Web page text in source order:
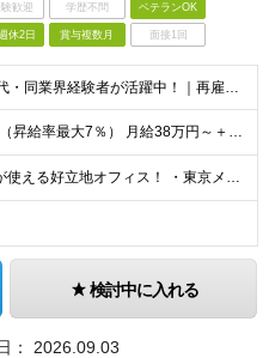
歓迎 学歴不問 ベテランOK
休2日 賞与複数月 面接1回
＜30代～40代・同業界経験者が活躍中！｜再雇用制度あり＞ ◆半導体・電子部品業界の営業経験をお持ちの方（年数不問） ◆高卒以上 ＼こんな思いをお持ちの方を歓迎します／ □会社のマイクロマネジメ
◆昇給年1回（昇給率最大7％） 月給38万円～＋賞与年2回（昨年度4ヶ月分支給） ※前職の給与・経験・能力を考慮の上、決定いたします。 ※試用期間3ヶ月（期間中の条件変更なし）
◆5駅7路線が使える好立地オフィス！ ・東京メトロ銀座線「末広町駅」「上野広小路駅」より徒歩約3分 ・JR各線「御徒町駅」より徒歩約4〜6分 ・都営大江戸線「上野御徒町駅」、日比谷線「仲御徒町駅」など
検討中に入れる
： 2026.09.03